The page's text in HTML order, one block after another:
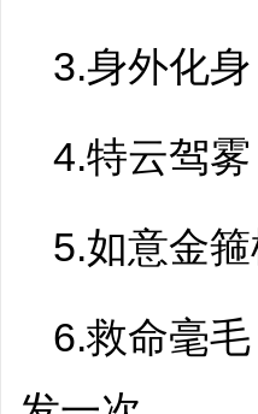
3.身外化
4.特云驾
5.如意金
6.救命毫